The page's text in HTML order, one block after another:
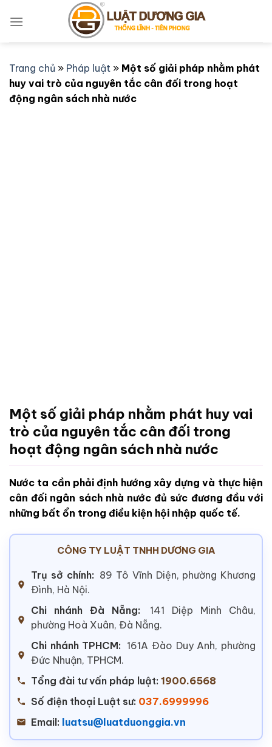
qua
Trang chủ » Pháp luật » Một số giải pháp nhằm phát
huy vai trò của nguyên tắc cân đối trong hoạt
động ngân sách nhà nước
Một số giải pháp nhằm phát huy vai
trò của nguyên tắc cân đối trong
hoạt động ngân sách nhà nước
Nước ta cần phải định hướng xây dựng và thực hiện
cân đối ngân sách nhà nước đủ sức đương đầu với
những bất ổn trong điều kiện hội nhập quốc tế.
CÔNG TY LUẬT TNHH DƯƠNG GIA
Trụ sở chính: 89 Tô Vĩnh Diện, phường Khương
Đình, Hà Nội.
Chi nhánh Đà Nẵng:
141 Diệp Minh Châu,
phường Hoà Xuân, Đà Nẵng.
Chi nhánh TPHCM: 161A Đào Duy Anh, phường
Đức Nhuận, TPHCM.
Tổng đài tư vấn pháp luật: 1900.6568
Số điện thoại Luật sư: 037.6999996
Email: luatsu@luatduonggia.vn